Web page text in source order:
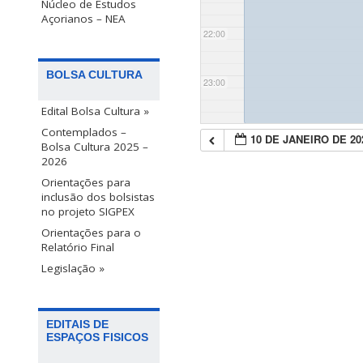
Núcleo de Estudos
Açorianos – NEA
BOLSA CULTURA
Edital Bolsa Cultura »
Contemplados –
Bolsa Cultura 2025 –
2026
Orientações para
inclusão dos bolsistas
no projeto SIGPEX
Orientações para o
Relatório Final
Legislação »
EDITAIS DE
ESPAÇOS FISICOS
22:00
23:00
10 DE JANEIRO DE